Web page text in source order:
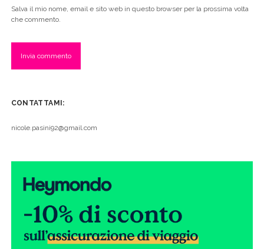
Salva il mio nome, email e sito web in questo browser per la prossima volta
che commento.
CONTATTAMI:
nicole.pasini92@gmail.com